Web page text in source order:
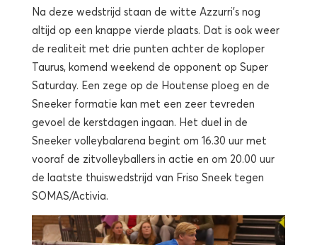
Na deze wedstrijd staan de witte Azzurri’s nog
altijd op een knappe vierde plaats. Dat is ook weer
de realiteit met drie punten achter de koploper
Taurus, komend weekend de opponent op Super
Saturday. Een zege op de Houtense ploeg en de
Sneeker formatie kan met een zeer tevreden
gevoel de kerstdagen ingaan. Het duel in de
Sneeker volleybalarena begint om 16.30 uur met
vooraf de zitvolleyballers in actie en om 20.00 uur
de laatste thuiswedstrijd van Friso Sneek tegen
SOMAS/Activia.